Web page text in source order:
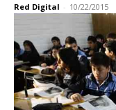
Red Digital - 10/22/2015